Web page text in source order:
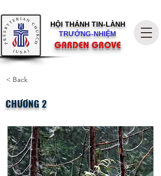
HỘI THÁNH TIN-LÀNH
TRƯỞNG-NHIỆM
GARDEN GROVE
< Back
CHƯƠNG 2